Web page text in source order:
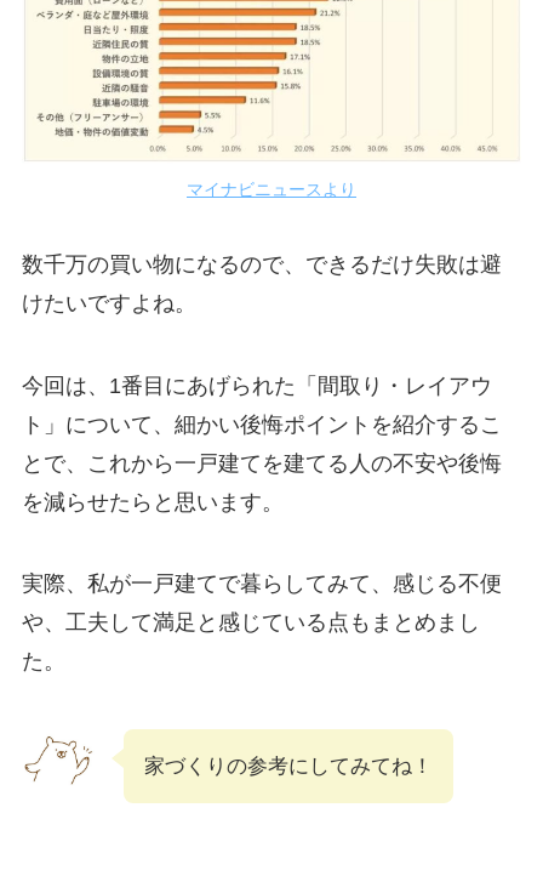
マイナビニュースより
数千万の買い物になるので、できるだけ失敗は避
けたいですよね。
今回は、1番目にあげられた「間取り・レイアウ
ト」について、細かい後悔ポイントを紹介するこ
とで、これから一戸建てを建てる人の不安や後悔
を減らせたらと思います。
実際、私が一戸建てで暮らしてみて、感じる不便
や、工夫して満足と感じている点もまとめまし
た。
家づくりの参考にしてみてね！